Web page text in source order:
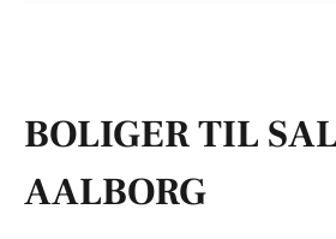
BOLIGER TIL
AALBORG